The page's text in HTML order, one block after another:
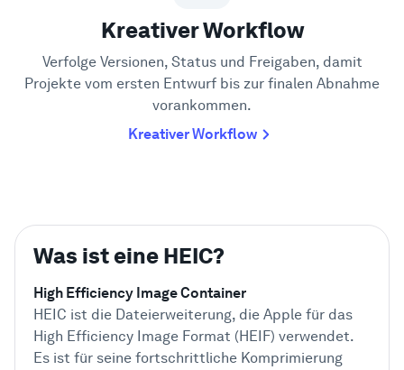
Kreativer Workflow
Verfolge Versionen, Status und Freigaben, damit
Projekte vom ersten Entwurf bis zur finalen Abnahme
vorankommen.
Kreativer Workflow
Was ist eine HEIC?
High Efficiency Image Container
HEIC ist die Dateierweiterung, die Apple für das
High Efficiency Image Format (HEIF) verwendet.
Es ist für seine fortschrittliche Komprimierung